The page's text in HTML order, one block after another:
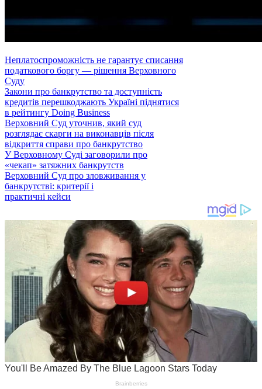
Неплатоспроможність не гарантує списання
податкового боргу — рішення Верховного
Суду
Закони про банкрутство та доступність
кредитів перешкоджають Україні піднятися
в рейтингу Doing Business
Верховний Суд уточнив, який суд
розглядає скарги на виконавців після
відкриття справи про банкрутство
У Верховному Суді заговорили про
«чекап» затяжних банкрутств
Верховний Суд про зловживання у
банкрутстві: критерії і
практичні кейси